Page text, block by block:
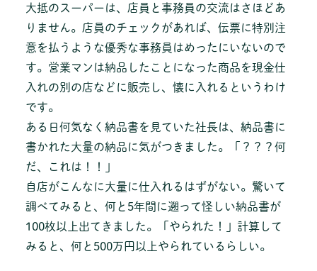
大抵のスーパーは、店員と事務員の交流はさほどあ
りません。店員のチェックがあれば、伝票に特別注
意を払うような優秀な事務員はめったにいないので
す。営業マンは納品したことになった商品を現金仕
入れの別の店などに販売し、懐に入れるというわけ
です。
ある日何気なく納品書を見ていた社長は、納品書に
書かれた大量の納品に気がつきました。「？？？何
だ、これは！！」
自店がこんなに大量に仕入れるはずがない。驚いて
調べてみると、何と5年間に遡って怪しい納品書が
100枚以上出てきました。「やられた！」計算して
みると、何と500万円以上やられているらしい。